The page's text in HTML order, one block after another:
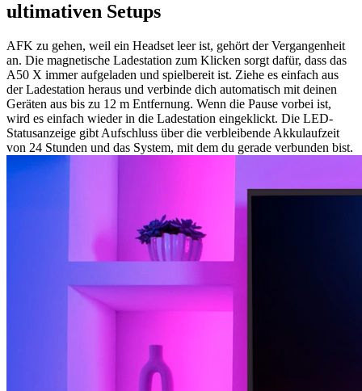
ultimativen Setups
AFK zu gehen, weil ein Headset leer ist, gehört der Vergangenheit
an. Die magnetische Ladestation zum Klicken sorgt dafür, dass das
A50 X immer aufgeladen und spielbereit ist. Ziehe es einfach aus
der Ladestation heraus und verbinde dich automatisch mit deinen
Geräten aus bis zu 12 m Entfernung. Wenn die Pause vorbei ist,
wird es einfach wieder in die Ladestation eingeklickt. Die LED-
Statusanzeige gibt Aufschluss über die verbleibende Akkulaufzeit
von 24 Stunden und das System, mit dem du gerade verbunden bist.